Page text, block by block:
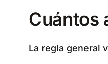
Cuántos
La regla general